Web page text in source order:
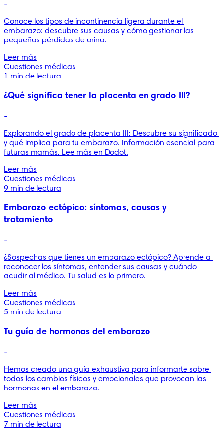
-
Conoce los tipos de incontinencia ligera durante el
embarazo: descubre sus causas y cómo gestionar las
pequeñas pérdidas de orina.
Leer más
Cuestiones médicas
1 min de lectura
¿Qué significa tener la placenta en grado III?
-
Explorando el grado de placenta III: Descubre su significado
y qué implica para tu embarazo. Información esencial para
futuras mamás. Lee más en Dodot.
Leer más
Cuestiones médicas
9 min de lectura
Embarazo ectópico: síntomas, causas y
tratamiento
-
¿Sospechas que tienes un embarazo ectópico? Aprende a
reconocer los síntomas, entender sus causas y cuándo
acudir al médico. Tu salud es lo primero.
Leer más
Cuestiones médicas
5 min de lectura
Tu guía de hormonas del embarazo
-
Hemos creado una guía exhaustiva para informarte sobre
todos los cambios físicos y emocionales que provocan las
hormonas en el embarazo.
Leer más
Cuestiones médicas
7 min de lectura